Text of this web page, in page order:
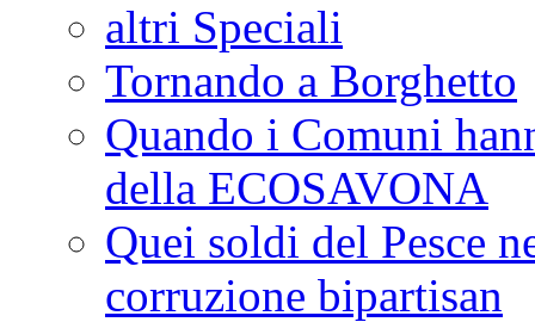
altri Speciali
Tornando a Borghetto
Quando i Comuni
della ECOSAVONA
Quei soldi del Pesce
corruzione bipartisan